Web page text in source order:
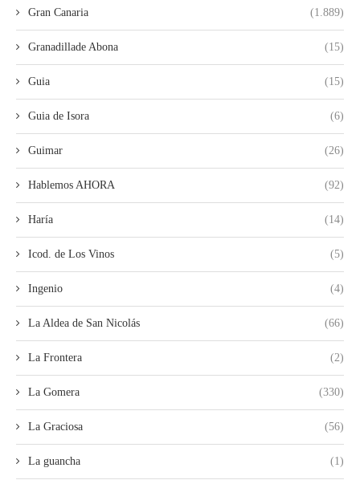
Gran Canaria (1.889)
Granadillade Abona (15)
Guia (15)
Guia de Isora (6)
Guimar (26)
Hablemos AHORA (92)
Haría (14)
Icod. de Los Vinos (5)
Ingenio (4)
La Aldea de San Nicolás (66)
La Frontera (2)
La Gomera (330)
La Graciosa (56)
La guancha (1)